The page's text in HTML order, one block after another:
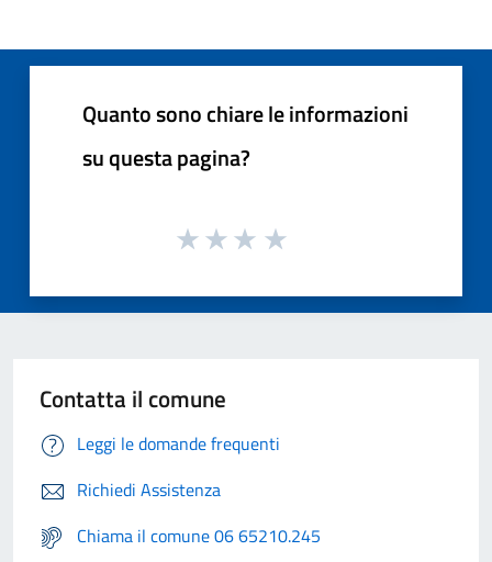
Quanto sono chiare le informazioni
su questa pagina?
Contatta il comune
Leggi le domande frequenti
Richiedi Assistenza
Chiama il comune 06 65210.245